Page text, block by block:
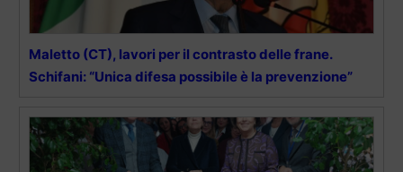
Maletto (CT), lavori per il contrasto delle frane.
Schifani: “Unica difesa possibile è la prevenzione”